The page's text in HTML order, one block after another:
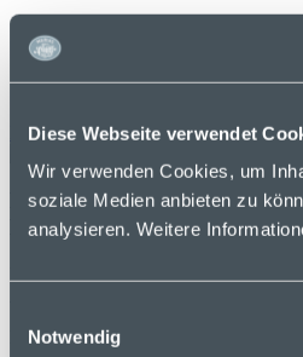
Diese Webseite verwendet
Wir verwenden Cookies, um
soziale Medien anbieten zu
analysieren. Weitere
Notwendig
Mehr lesen über „Oktoberfest FAQs“
Die Münchner Biergärten -
Lebensart
Entdeckt Münchens Biergärten &